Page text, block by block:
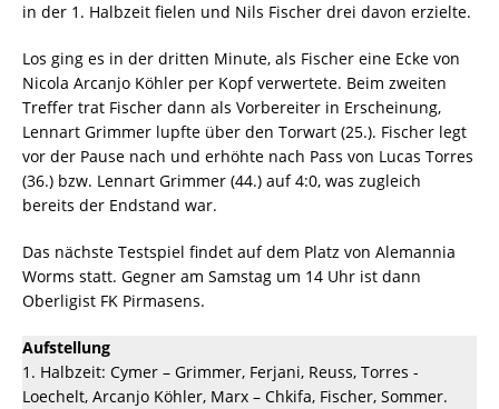
in der 1. Halbzeit fielen und Nils Fischer drei davon erzielte.
Los ging es in der dritten Minute, als Fischer eine Ecke von
Nicola Arcanjo Köhler per Kopf verwertete. Beim zweiten
Treffer trat Fischer dann als Vorbereiter in Erscheinung,
Lennart Grimmer lupfte über den Torwart (25.). Fischer legt
vor der Pause nach und erhöhte nach Pass von Lucas Torres
(36.) bzw. Lennart Grimmer (44.) auf 4:0, was zugleich
bereits der Endstand war.
Das nächste Testspiel findet auf dem Platz von Alemannia
Worms statt. Gegner am Samstag um 14 Uhr ist dann
Oberligist FK Pirmasens.
Aufstellung
1. Halbzeit: Cymer – Grimmer, Ferjani, Reuss, Torres -
Loechelt, Arcanjo Köhler, Marx – Chkifa, Fischer, Sommer.